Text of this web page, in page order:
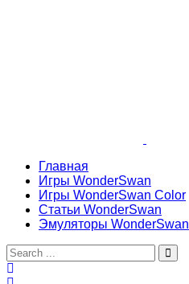
Главная
Игры WonderSwan
Игры WonderSwan Color
Статьи WonderSwan
Эмуляторы WonderSwan